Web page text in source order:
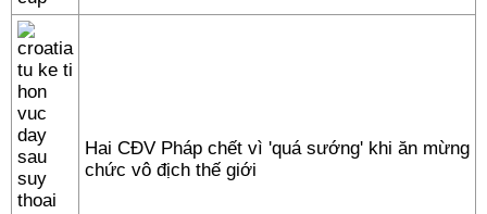
Hai CĐV Pháp chết vì 'quá sướng' khi ăn mừng
chức vô địch thế giới